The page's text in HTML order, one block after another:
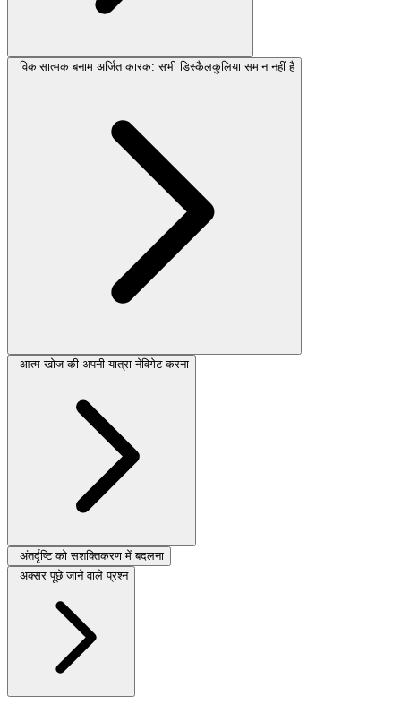
विकासात्मक बनाम अर्जित कारक: सभी डिस्कैलकुलिया समान नहीं है
आत्म-खोज की अपनी यात्रा नेविगेट करना
अंतर्दृष्टि को सशक्तिकरण में बदलना
अक्सर पूछे जाने वाले प्रश्न